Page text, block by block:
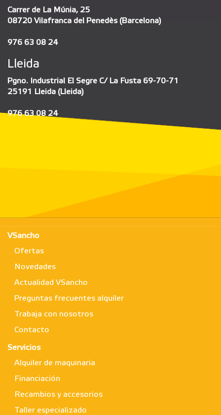
Carrer de La Múnia, 25
08720 Vilafranca del Penedès (Barcelona)
976 63 08 24
Lleida
Pgno. Industrial El Segre C/ La Fusta 69-70-71
25191 Lleida (Lleida)
976 63 08 24
VSancho
Ofertas
Novedades
Actualidad VSancho
Preguntas frecuentes alquiler
Trabaja con nosotros
Contacto
Servicios
Alquiler de maquinaria
Financiación
Recambios y accesorios
Taller especializado